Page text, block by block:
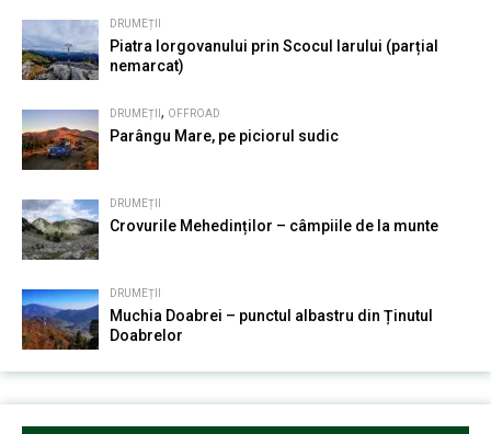
DRUMEȚII
Piatra Iorgovanului prin Scocul Iarului (parțial
nemarcat)
DRUMEȚII , OFFROAD
Parângu Mare, pe piciorul sudic
DRUMEȚII
Crovurile Mehedinților – câmpiile de la munte
DRUMEȚII
Muchia Doabrei – punctul albastru din Ținutul
Doabrelor